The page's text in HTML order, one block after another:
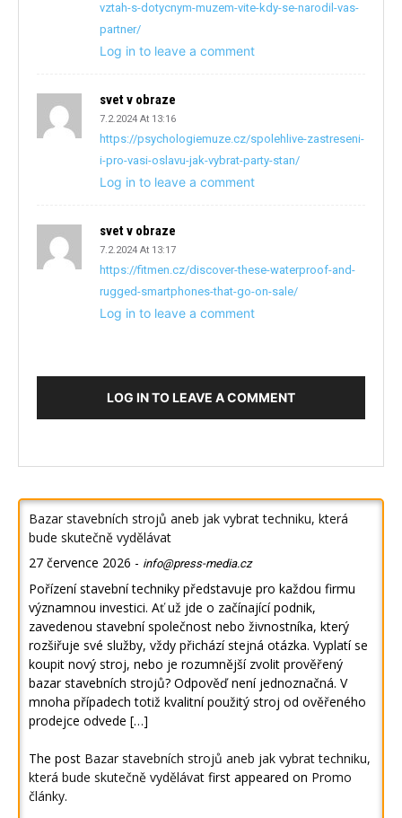
vztah-s-dotycnym-muzem-vite-kdy-se-narodil-vas-
partner/
Log in to leave a comment
svet v obraze
7.2.2024 At 13:16
https://psychologiemuze.cz/spolehlive-zastreseni-
i-pro-vasi-oslavu-jak-vybrat-party-stan/
Log in to leave a comment
svet v obraze
7.2.2024 At 13:17
https://fitmen.cz/discover-these-waterproof-and-
rugged-smartphones-that-go-on-sale/
Log in to leave a comment
LOG IN TO LEAVE A COMMENT
Bazar stavebních strojů aneb jak vybrat techniku, která
bude skutečně vydělávat
27 července 2026 - info@press-media.cz
Pořízení stavební techniky představuje pro každou firmu
významnou investici. Ať už jde o začínající podnik,
zavedenou stavební společnost nebo živnostníka, který
rozšiřuje své služby, vždy přichází stejná otázka. Vyplatí se
koupit nový stroj, nebo je rozumnější zvolit prověřený
bazar stavebních strojů? Odpověď není jednoznačná. V
mnoha případech totiž kvalitní použitý stroj od ověřeného
prodejce odvede […]
The post Bazar stavebních strojů aneb jak vybrat techniku,
která bude skutečně vydělávat first appeared on Promo
články.